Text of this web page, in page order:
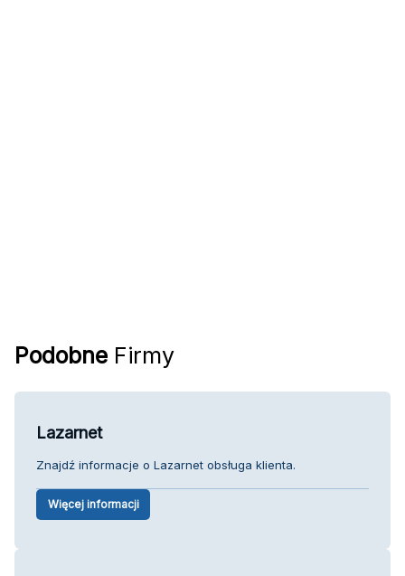
Podobne Firmy
Lazarnet
Znajdź informacje o Lazarnet obsługa klienta.
Więcej informacji